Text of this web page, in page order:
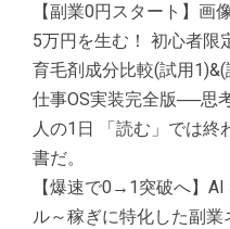
【副業0円スタート】画
5万円を生む！ 初心者限
育毛剤成分比較(試用1)&(
仕事OS実装完全版──思
人の1日 「読む」では終
書だ。
【爆速で0→1突破へ】
ル～稼ぎに特化した副業